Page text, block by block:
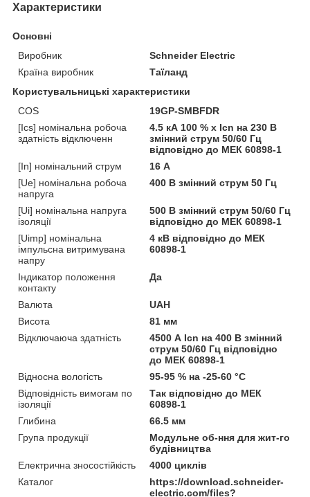
Характеристики
Основні
Виробник
Schneider Electric
Країна виробник
Таїланд
Користувальницькі характеристики
COS
19GP-SMBFDR
[Ics] номінальна робоча
здатність відключенн
4.5 кА 100 % x Icn на 230 В
змінний струм 50/60 Гц
відповідно до МЕК 60898-1
[In] номінальний струм
16 А
[Ue] номінальна робоча
напруга
400 В змінний струм 50 Гц
[Ui] номінальна напруга
ізоляції
500 В змінний струм 50/60 Гц
відповідно до МЕК 60898-1
[Uimp] номінальна
імпульсна витримувана
напру
4 кВ відповідно до МЕК
60898-1
Індикатор положення
контакту
Да
Валюта
UAH
Висота
81 мм
Відключаюча здатність
4500 А Icn на 400 В змінний
струм 50/60 Гц відповідно
до МЕК 60898-1
Відносна вологість
95-95 % на -25-60 °C
Відповідність вимогам по
ізоляції
Так відповідно до МЕК
60898-1
Глибина
66.5 мм
Група продукції
Модульне об-ння для жит-го
будівництва
Електрична зносостійкість
4000 циклів
Каталог
https://download.schneider-
electric.com/files?